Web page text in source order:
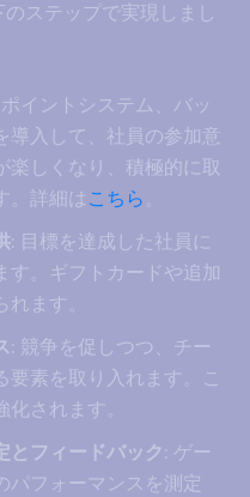
ステップで実現しまし
イントシステム、バッ
導入して、社員の参加意
楽しくなり、積極的に取
。詳細は こちら
: 目標を達成した社員に
す。ギフトカードや追加
ます。
: 競争を促しつつ、チー
要素を取り入れます。こ
されます。
とフィードバック: ゲー
パフォーマンスを測定